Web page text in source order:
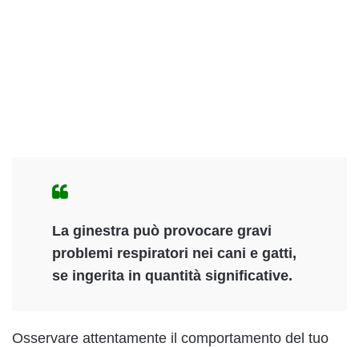
La ginestra può provocare gravi
problemi respiratori nei cani e gatti,
se ingerita in quantità significative.
Osservare attentamente il comportamento del tuo